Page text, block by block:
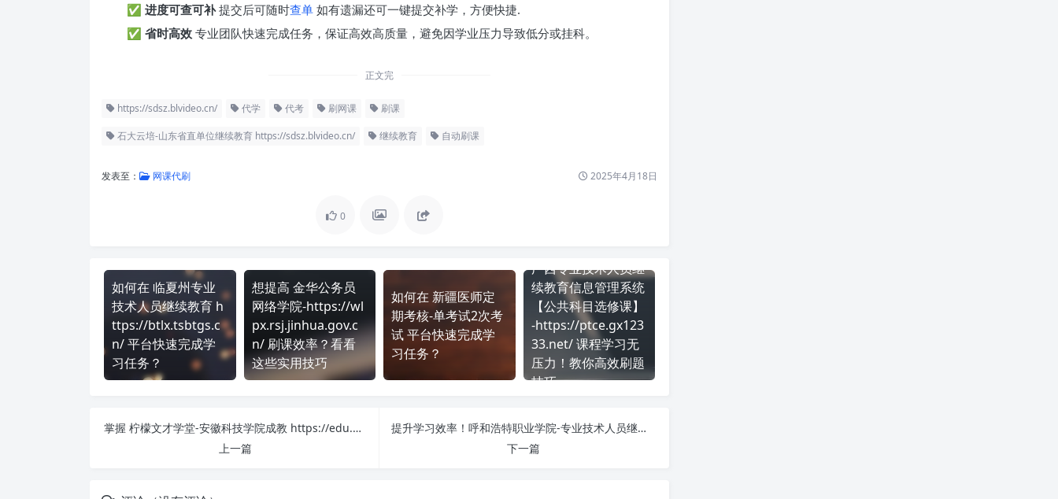
✅ 进度可查可补提交后可随时查单 如有遗漏还可一键提交补学，方便快捷.
✅ 省时高效 专业团队快速完成任务，保证高效高质量，避免因学业压力导致低分或挂科。
正文完
https://sdsz.blvideo.cn/ 代学 代考 刷网课 刷课
石大云培-山东省直单位继续教育 https://sdsz.blvideo.cn/ 继续教育 自动刷课
发表至： 网课代刷 2025年4月18日
0
如何在 临夏州专业
技术人员继续教育 h
ttps://btlx.tsbtgs.c
n/ 平台快速完成学
习任务？
想提高 金华公务员
网络学院-https://wl
px.rsj.jinhua.gov.c
n/ 刷课效率？看看
这些实用技巧
如何在 新疆医师定
期考核-单考试2次考
试 平台快速完成学
习任务？
广西专业技术人员继
续教育信息管理系统
【公共科目选修课】
-https://ptce.gx123
33.net/ 课程学习无
压力！教你高效刷题
技巧
掌握 柠檬文才学堂-安徽科技学院成教 https://edu.wencaischool.net/ahkjxy/console/index.html 课程，简单刷课技巧分享！
上一篇
提升学习效率！呼和浩特职业学院-专业技术人员继续教育基地 http://hs.ylxue.net/ 刷课方法全揭秘
下一篇